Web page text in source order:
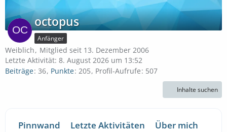
octopus
Anfänger
Weiblich
Mitglied seit 13. Dezember 2006
Letzte Aktivität: 8. August 2026 um 13:52
Beiträge 36 Punkte 205 Profil-Aufrufe 507
Inhalte suchen
Pinnwand Letzte Aktivitäten Über mich